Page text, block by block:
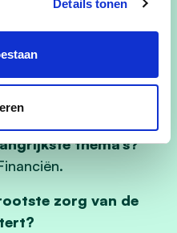
Details tonen
uitzicht verlicht in
thema’s?
zorg van de